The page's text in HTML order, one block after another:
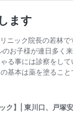
ます
ニック院長の若林
お子様が連日多く
る事には診察をし
基本は薬を塗るこ
ク】| 東川口、戸塚